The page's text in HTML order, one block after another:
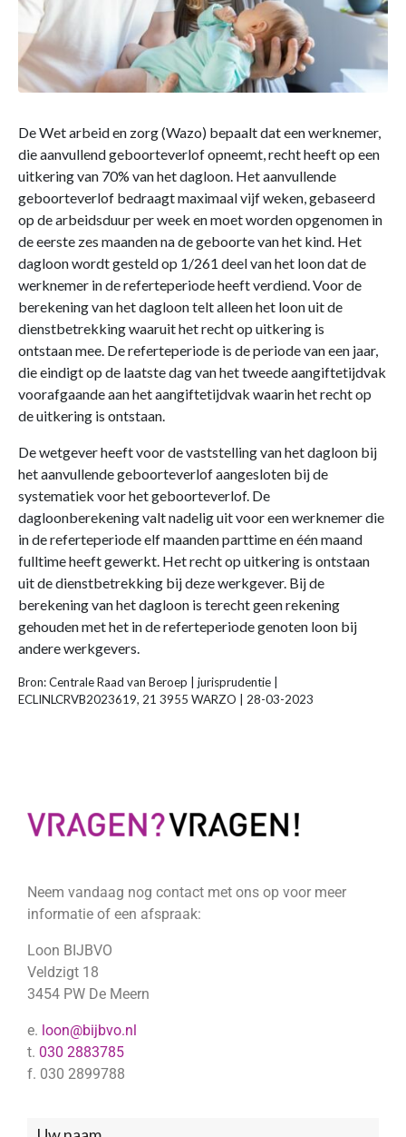
De Wet arbeid en zorg (Wazo) bepaalt dat een werknemer,
die aanvullend geboorteverlof opneemt, recht heeft op een
uitkering van 70% van het dagloon. Het aanvullende
geboorteverlof bedraagt maximaal vijf weken, gebaseerd
op de arbeidsduur per week en moet worden opgenomen in
de eerste zes maanden na de geboorte van het kind. Het
dagloon wordt gesteld op 1/261 deel van het loon dat de
werknemer in de referteperiode heeft verdiend. Voor de
berekening van het dagloon telt alleen het loon uit de
dienstbetrekking waaruit het recht op uitkering is
ontstaan mee. De referteperiode is de periode van een jaar,
die eindigt op de laatste dag van het tweede aangiftetijdvak
voorafgaande aan het aangiftetijdvak waarin het recht op
de uitkering is ontstaan.
De wetgever heeft voor de vaststelling van het dagloon bij
het aanvullende geboorteverlof aangesloten bij de
systematiek voor het geboorteverlof. De
dagloonberekening valt nadelig uit voor een werknemer die
in de referteperiode elf maanden parttime en één maand
fulltime heeft gewerkt. Het recht op uitkering is ontstaan
uit de dienstbetrekking bij deze werkgever. Bij de
berekening van het dagloon is terecht geen rekening
gehouden met het in de referteperiode genoten loon bij
andere werkgevers.
Bron: Centrale Raad van Beroep | jurisprudentie |
ECLINLCRVB2023619, 21 3955 WARZO | 28-03-2023
Neem vandaag nog contact met ons op voor meer
informatie of een afspraak:
Loon BIJBVO
Veldzigt 18
3454 PW De Meern
e. loon@bijbvo.nl
t. 030 2883785
f. 030 2899788